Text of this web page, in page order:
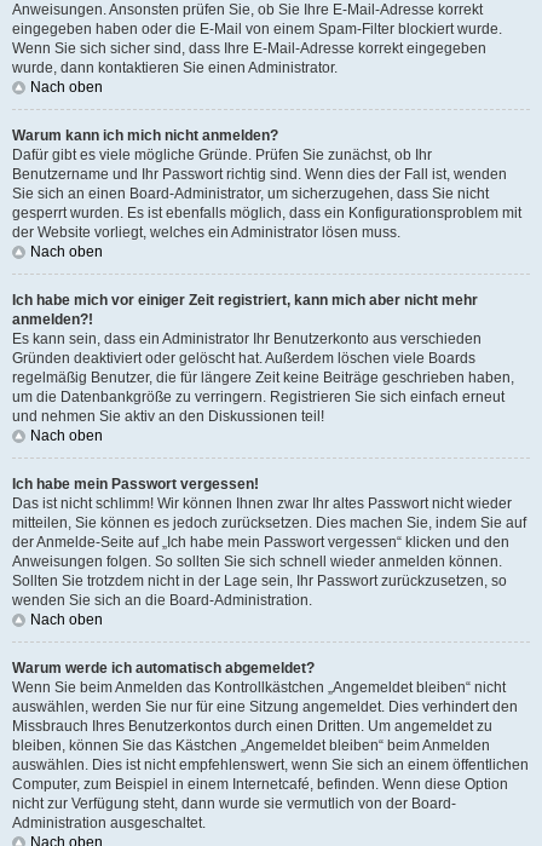
Anweisungen. Ansonsten prüfen Sie, ob Sie Ihre E-Mail-Adresse korrekt
eingegeben haben oder die E-Mail von einem Spam-Filter blockiert wurde.
Wenn Sie sich sicher sind, dass Ihre E-Mail-Adresse korrekt eingegeben
wurde, dann kontaktieren Sie einen Administrator.
Nach oben
Warum kann ich mich nicht anmelden?
Dafür gibt es viele mögliche Gründe. Prüfen Sie zunächst, ob Ihr
Benutzername und Ihr Passwort richtig sind. Wenn dies der Fall ist, wenden
Sie sich an einen Board-Administrator, um sicherzugehen, dass Sie nicht
gesperrt wurden. Es ist ebenfalls möglich, dass ein Konfigurationsproblem mit
der Website vorliegt, welches ein Administrator lösen muss.
Nach oben
Ich habe mich vor einiger Zeit registriert, kann mich aber nicht mehr
anmelden?!
Es kann sein, dass ein Administrator Ihr Benutzerkonto aus verschieden
Gründen deaktiviert oder gelöscht hat. Außerdem löschen viele Boards
regelmäßig Benutzer, die für längere Zeit keine Beiträge geschrieben haben,
um die Datenbankgröße zu verringern. Registrieren Sie sich einfach erneut
und nehmen Sie aktiv an den Diskussionen teil!
Nach oben
Ich habe mein Passwort vergessen!
Das ist nicht schlimm! Wir können Ihnen zwar Ihr altes Passwort nicht wieder
mitteilen, Sie können es jedoch zurücksetzen. Dies machen Sie, indem Sie auf
der Anmelde-Seite auf „Ich habe mein Passwort vergessen“ klicken und den
Anweisungen folgen. So sollten Sie sich schnell wieder anmelden können.
Sollten Sie trotzdem nicht in der Lage sein, Ihr Passwort zurückzusetzen, so
wenden Sie sich an die Board-Administration.
Nach oben
Warum werde ich automatisch abgemeldet?
Wenn Sie beim Anmelden das Kontrollkästchen „Angemeldet bleiben“ nicht
auswählen, werden Sie nur für eine Sitzung angemeldet. Dies verhindert den
Missbrauch Ihres Benutzerkontos durch einen Dritten. Um angemeldet zu
bleiben, können Sie das Kästchen „Angemeldet bleiben“ beim Anmelden
auswählen. Dies ist nicht empfehlenswert, wenn Sie sich an einem öffentlichen
Computer, zum Beispiel in einem Internetcafé, befinden. Wenn diese Option
nicht zur Verfügung steht, dann wurde sie vermutlich von der Board-
Administration ausgeschaltet.
Nach oben